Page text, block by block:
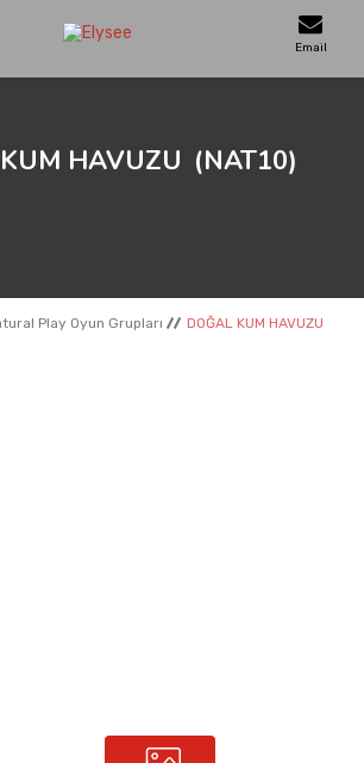
Email
HAVUZU (NAT10)
Play Oyun Grupları DOĞAL KUM HAVUZU